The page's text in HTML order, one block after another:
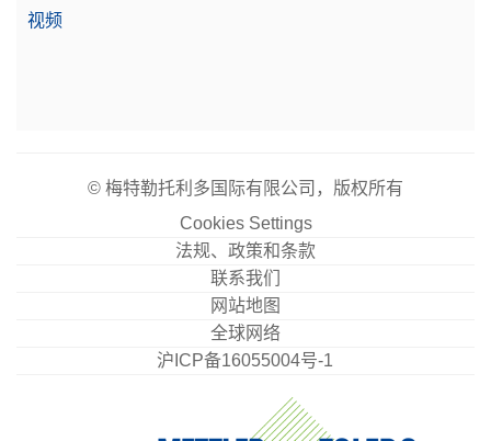
视频
© 梅特勒托利多国际有限公司，版权所有
Cookies Settings
法规、政策和条款
联系我们
网站地图
全球网络
沪ICP备16055004号-1